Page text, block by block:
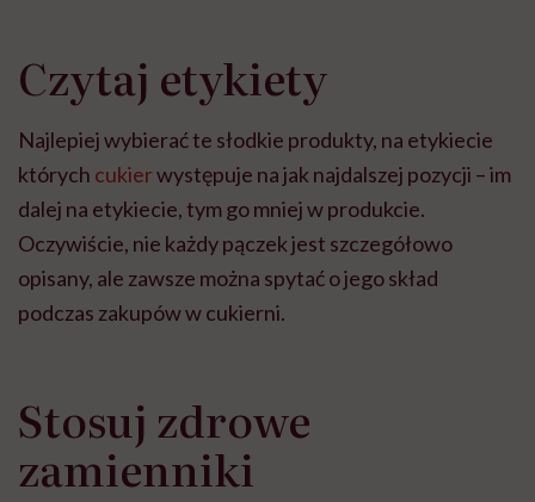
Czytaj etykiety
Najlepiej wybierać te słodkie produkty, na etykiecie
których cukierwystępuje na jak najdalszej pozycji – im
dalej na etykiecie, tym go mniej w produkcie.
Oczywiście, nie każdy pączek jest szczegółowo
opisany, ale zawsze można spytać o jego skład
podczas zakupów w cukierni.
Stosuj zdrowe
zamienniki